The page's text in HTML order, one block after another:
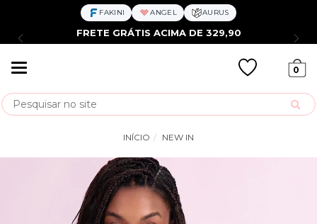
FAKINI ANGEL AURUS
FRETE GRÁTIS ACIMA DE 329,90
0
Busca
INÍCIO NEW IN